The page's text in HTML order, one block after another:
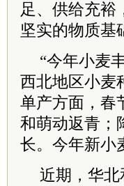
足、供给充裕
坚实的物质基
“今年小麦
西北地区小麦
单产方面，春
和萌动返青；
长。今年新小
近期，华